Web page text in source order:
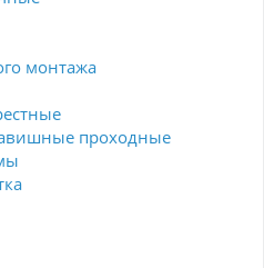
монтажа
проходные